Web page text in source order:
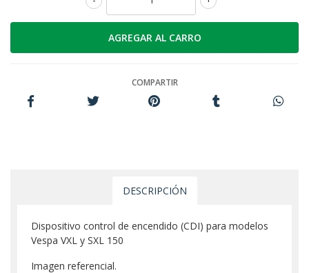
COMPARTIR
DESCRIPCIÓN
Dispositivo control de encendido (CDI) para modelos
Vespa VXL y SXL 150
Imagen referencial.